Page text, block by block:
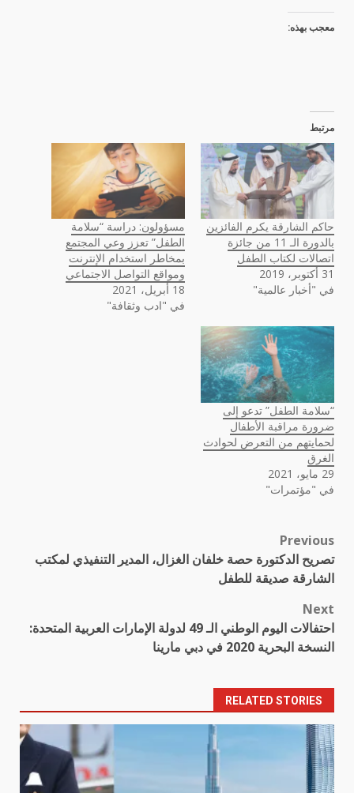
معجب بهذه:
مرتبط
حاكم الشارقة يكرم الفائزين
بالدورة الـ 11 من جائزة
اتصالات لكتاب الطفل
31 أكتوبر، 2019
في "أخبار عالمية"
مسؤولون: دراسة “سلامة
الطفل” تعزز وعي المجتمع
بمخاطر استخدام الإنترنت
ومواقع التواصل الاجتماعي
18 أبريل، 2021
في "ادب وثقافة"
“سلامة الطفل” تدعو إلى
ضرورة مراقبة الأطفال
لحمايتهم من التعرض لحوادث
الغرق
29 مايو، 2021
في "مؤتمرات"
Post
navigation
Previous
تصريح الدكتورة حصة خلفان الغزال، المدير التنفيذي لمكتب
الشارقة صديقة للطفل
Next
احتفالات اليوم الوطني الـ 49 لدولة الإمارات العربية المتحدة:
النسخة البحرية 2020 في دبي مارينا
RELATED STORIES